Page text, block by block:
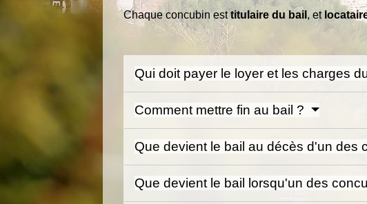
Chaque concubin esttitulaire du bail , et
Qui doit payer le loyer et les charges
Comment mettre fin au bail ?
Que devient le bail au décès d'un des
Que devient le bail lorsqu'un des